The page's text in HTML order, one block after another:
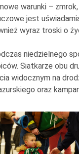
warunki –
jest
wyraz troski o
niedzielnego
Siatkarze obu
widocznym na
oraz